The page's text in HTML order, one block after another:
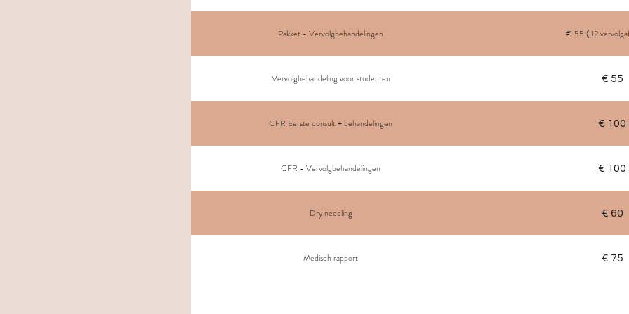
Pakket - Vervolgbehandelingen € 55 ( 12
Vervolgbehandeling voor studenten € 55
CFR Eerste consult + behandelingen € 100
CFR - Vervolgbehandelingen € 100
Dry needling € 60
Medisch rapport € 75